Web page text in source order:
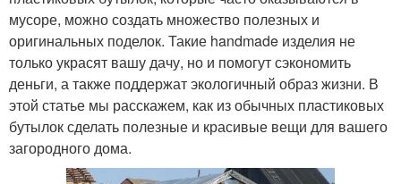
мусоре, можно создать множество полезных и
оригинальных поделок. Такие handmade изделия не
только украсят вашу дачу, но и помогут сэкономить
деньги, а также поддержат экологичный образ жизни. В
этой статье мы расскажем, как из обычных пластиковых
бутылок сделать полезные и красивые вещи для вашего
загородного дома.